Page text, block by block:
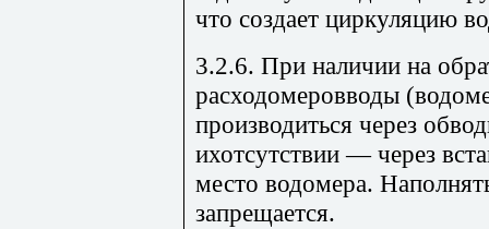
что создает циркуляцию
3.2.6. При наличии на
расходомеровводы
производиться через
ихотсутствии — через
место водомера.
запрещается.